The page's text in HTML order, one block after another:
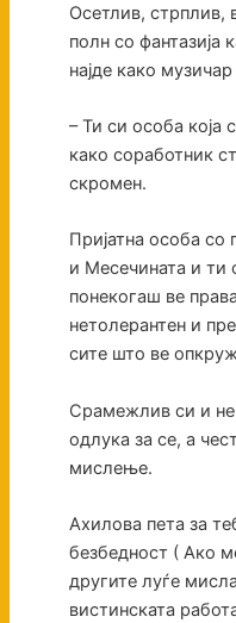
Осетлив, стрплив,
полн со фантазија
најде како
– Ти си особа која
како соработник
скромен.
Пријатна особа со
и Месечината и ти
понекогаш ве
нетолерантен и
сите што ве
Срамежлив си и
одлука за се, а
мислење.
Ахилова пета за
безбедност ( Ако
другите луѓе
вистинската